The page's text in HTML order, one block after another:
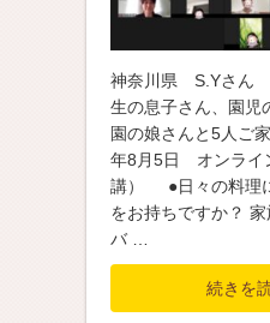
神奈川県 S.Yさん
生の息子さん、園児
園の娘さんと5人
年8月5日 オンライ
講） ●日々の料理
をお持ちですか？
バ …
続きを